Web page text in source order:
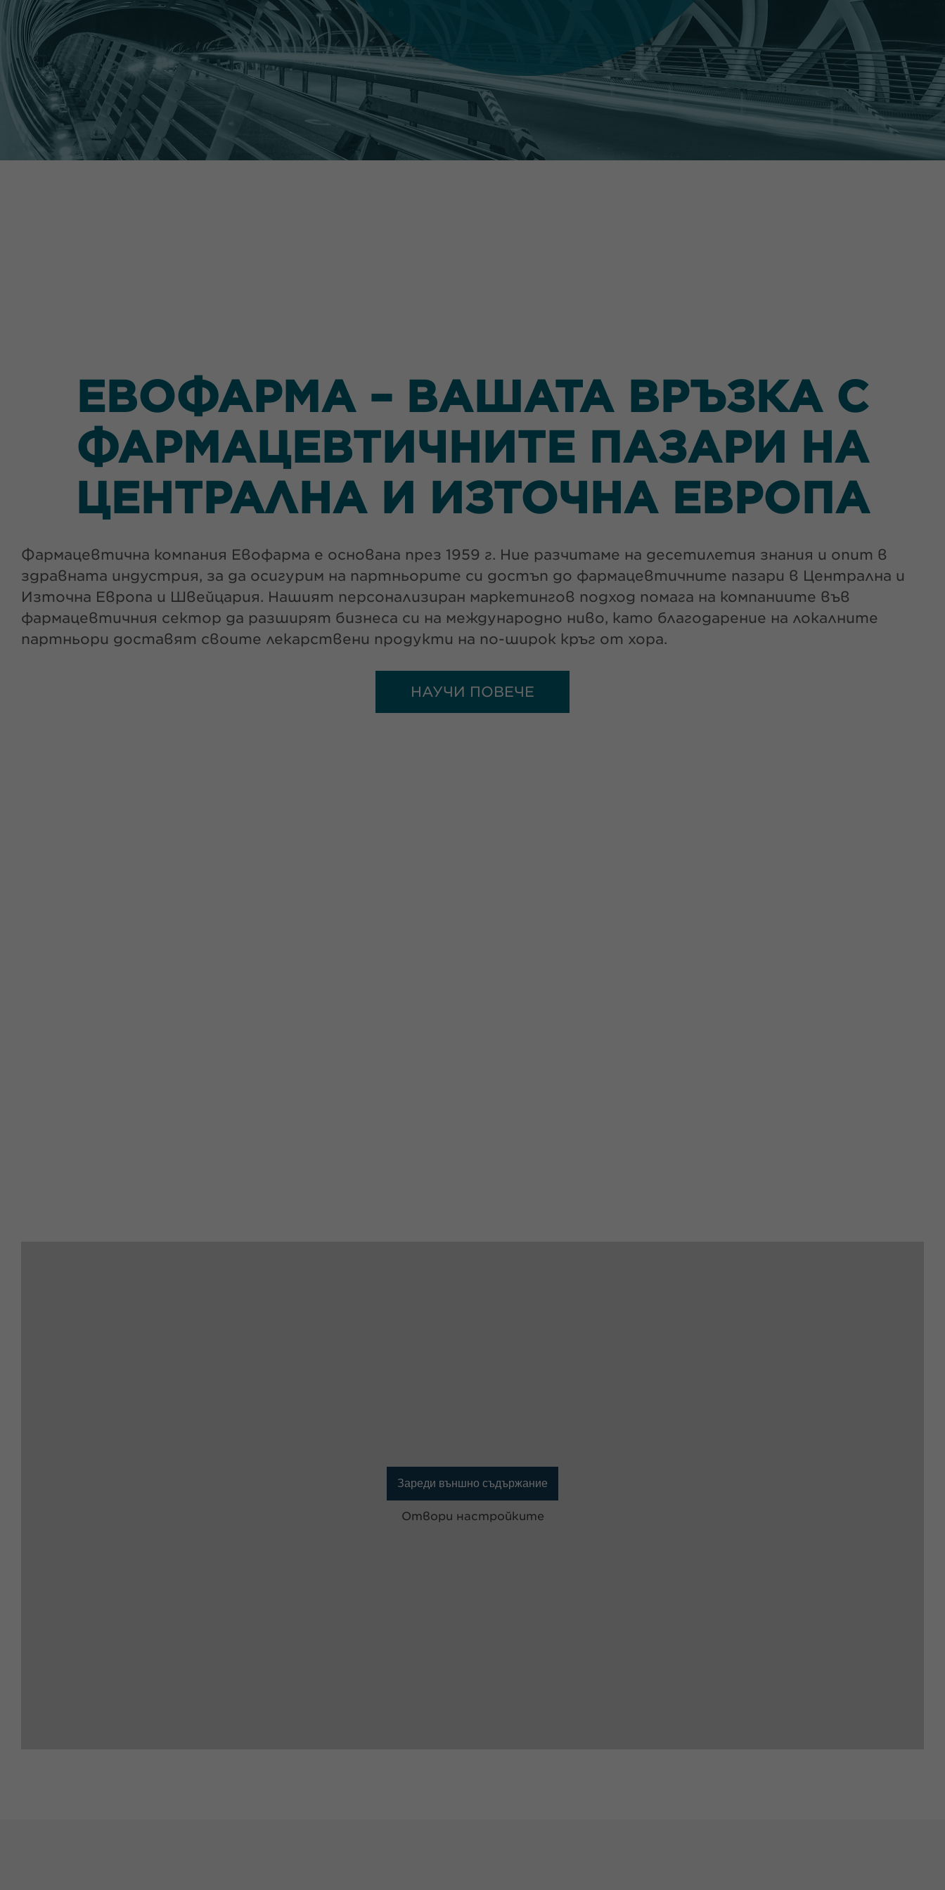
ЕВОФАРМА – ВАШАТА ВРЪЗКА С
ФАРМАЦЕВТИЧНИТЕ ПАЗАРИ НА
ЦЕНТРАЛНА И ИЗТОЧНА ЕВРОПА
Фармацевтична компания Евофарма e основана през 1959 г. Ние разчитаме на десетилетия знания и опит в
здравната индустрия, за да осигурим на партньорите си достъп до фармацевтичните пазари в Централна и
Източна Европа и Швейцария. Нашият персонализиран маркетингов подход помага на компаниите във
фармацевтичния сектор да разширят бизнеса си на международно ниво, като благодарение на локалните
партньори доставят своите лекарствени продукти на по-широк кръг от хора.
НАУЧИ ПОВЕЧЕ
Зареди външно съдържание
Отвори настройките